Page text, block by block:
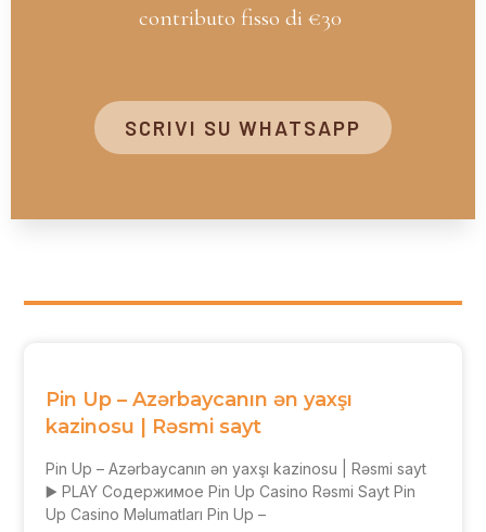
contributo fisso di €30
SCRIVI SU WHATSAPP
Pin Up – Azərbaycanın ən yaxşı
kazinosu | Rəsmi sayt
Pin Up – Azərbaycanın ən yaxşı kazinosu | Rəsmi sayt
▶️ PLAY Содержимое Pin Up Casino Rəsmi Sayt Pin
Up Casino Məlumatları Pin Up –